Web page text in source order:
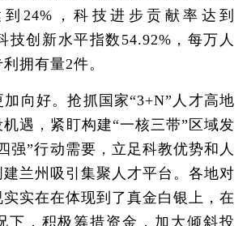
24%，科技进步贡献率达到
技创新水平指数54.92%，每万人
拥有量2件。
加向好。抢抓国家“3+N”人才高地
遇，紧盯构建“一核三带”区域发
强”行动需要，立足科教优势和人
兰州吸引集聚人才平台。各地对
实实在在体现到了真金白银上，在
下，积极筹措资金，加大倾斜投